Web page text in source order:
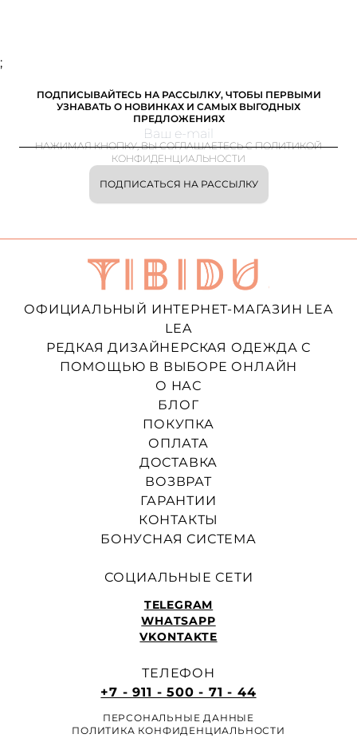
;
ПОДПИСЫВАЙТЕСЬ НА РАССЫЛКУ, ЧТОБЫ ПЕРВЫМИ
УЗНАВАТЬ О НОВИНКАХ И САМЫХ ВЫГОДНЫХ
ПРЕДЛОЖЕНИЯХ
ПОДПИСАТЬСЯ НА РАССЫЛКУ
НАЖИМАЯ КНОПКУ, ВЫ СОГЛАШАЕТЕСЬ С ПОЛИТИКОЙ
КОНФИДЕНЦИАЛЬНОСТИ
ОФИЦИАЛЬНЫЙ ИНТЕРНЕТ-МАГАЗИН LEA
LEA
РЕДКАЯ ДИЗАЙНЕРСКАЯ ОДЕЖДА С
ПОМОЩЬЮ В ВЫБОРЕ ОНЛАЙН
О НАС
БЛОГ
ПОКУПКА
ОПЛАТА
ДОСТАВКА
ВОЗВРАТ
ГАРАНТИИ
КОНТАКТЫ
БОНУСНАЯ СИСТЕМА
СОЦИАЛЬНЫЕ СЕТИ
TELEGRAM
WHATSAPP
VKONTAKTE
ТЕЛЕФОН
+7 - 911 - 500 - 71 - 44
ПЕРСОНАЛЬНЫЕ ДАННЫЕ
ПОЛИТИКА КОНФИДЕНЦИАЛЬНОСТИ